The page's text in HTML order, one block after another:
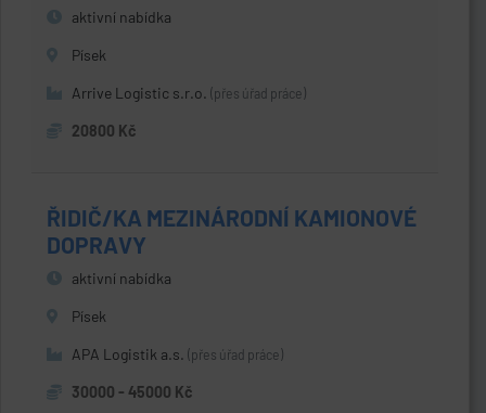
aktivní nabídka
Písek
Arrive Logistic s.r.o. (přes úřad práce)
20800 Kč
ŘIDIČ/KA MEZINÁRODNÍ KAMIONOVÉ
DOPRAVY
aktivní nabídka
Písek
APA Logistik a.s. (přes úřad práce)
30000 - 45000 Kč